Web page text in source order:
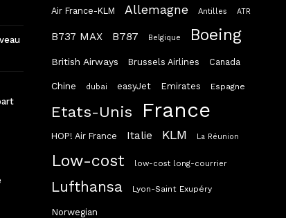
Air France-KLM Allemagne Antilles ATR
B737 MAX B787 Belgique Boeing
British Airways Brussels Airlines Canada
Chine dubai easyJet Emirates Espagne
Etats-Unis France
HOP! Air France Italie KLM La Réunion
Low-cost low-cost long-courrier
Lufthansa Lyon-Saint Exupéry
Norwegian